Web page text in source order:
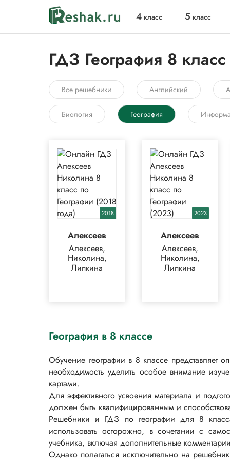
4 класс 5 класс
ГДЗ География 8 класс
Все решебники Английский
Биология География
2018
Алексеев
Алексеев,
Николина,
Липкина
2023
Алексеев
Алексеев,
Николина,
Липкина
География в 8 классе
Обучение географии в 8 классе представляет
необходимость уделить особое внимание
картами.
Для эффективного усвоения материала и
должен быть квалифицированным и
Решебники и ГДЗ по географии для 8
использовать осторожно, в сочетании с
учебника, включая дополнительные
Однако полагаться исключительно на